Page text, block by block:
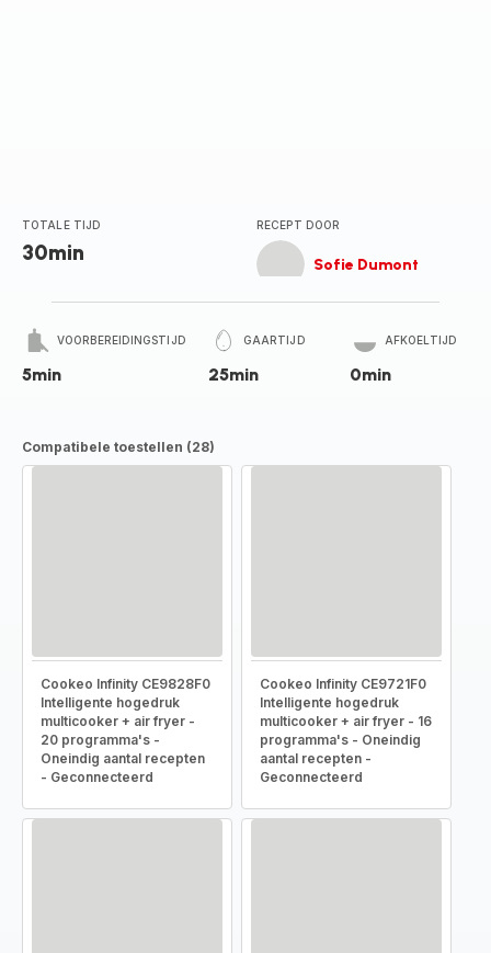
TOTALE TIJD
30min
RECEPT DOOR
Sofie Dumont
VOORBEREIDINGSTIJD
5min
GAARTIJD
25min
AFKOELTIJD
0min
Compatibele toestellen (28)
Cookeo Infinity CE9828F0
Intelligente hogedruk
multicooker + air fryer -
20 programma's -
Oneindig aantal recepten
- Geconnecteerd
Cookeo Infinity CE9721F0
Intelligente hogedruk
multicooker + air fryer - 16
programma's - Oneindig
aantal recepten -
Geconnecteerd